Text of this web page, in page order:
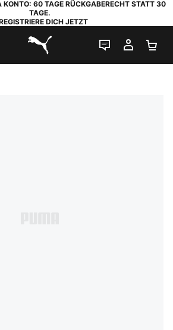
KONTO: 60 TAGE RÜCKGABERECHT STATT 30
TAGE.
DICH JETZT
PUMA.com
LIVE-CHAT
MEIN